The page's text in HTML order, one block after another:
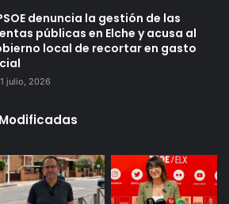
denuncia la gestión de las
públicas en Elche y acusa al
local de recortar en gasto
julio, 2026